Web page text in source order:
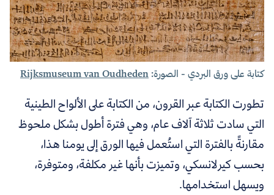
كتابة على ورق البردي - الصورة:Rijksmuseum van Oudheden
تطورت الكتابة عبر القرون، من الكتابة على الألواح الطينية
التي سادت ثلاثة آلاف عام، وهي فترةأطول بشكل ملحوظ
مقارنةً بالفترة التي استُعمل فيها الورق إلى يومنا هذا،
بحسب كيرلانسكي، وتميزت بأنها غير مكلفة، ومتوفرة،
ويسهل استخدامها.